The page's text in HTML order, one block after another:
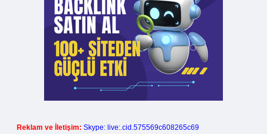
Reklam ve İletişim: Skype: live:.cid.575569c608265c69